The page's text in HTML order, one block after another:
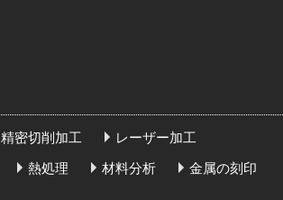
精密切削加工
レーザー加工
熱処理 材料分析
金属の刻印